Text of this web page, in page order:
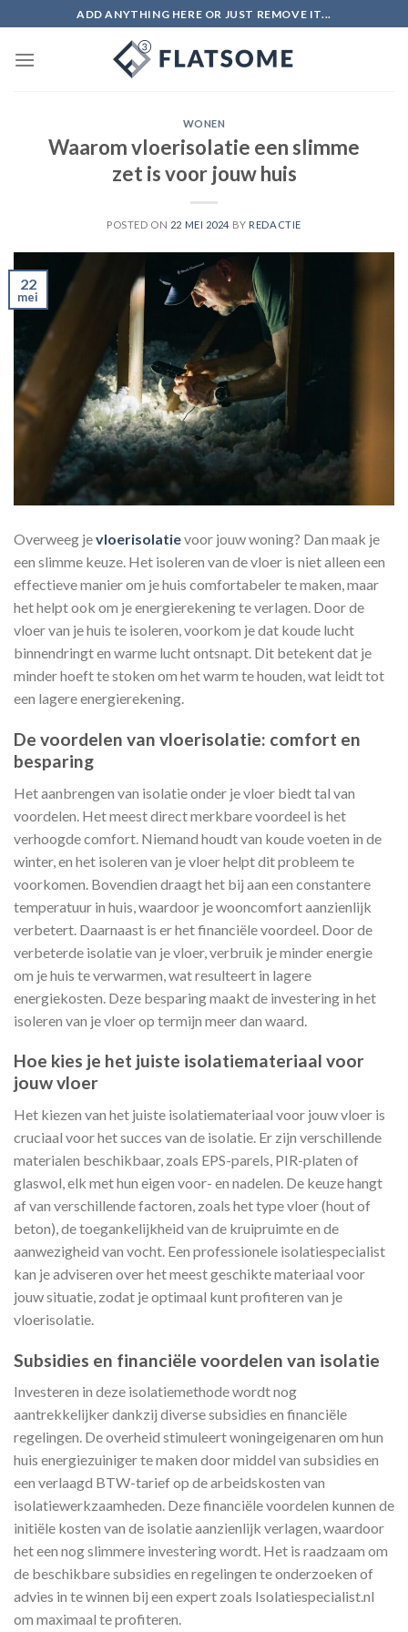
to
content
ADD ANYTHING HERE OR JUST REMOVE IT...
WONEN
Waarom vloerisolatie een slimme
zet is voor jouw huis
POSTED ON 22 MEI 2024 BY REDACTIE
22
mei
Overweeg jevloerisolatievoor jouw woning? Dan maak je
een slimme keuze. Het isoleren van de vloer is niet alleen een
effectieve manier om je huis comfortabeler te maken, maar
het helpt ook om je energierekening te verlagen. Door de
vloer van je huis te isoleren, voorkom je dat koude lucht
binnendringt en warme lucht ontsnapt. Dit betekent dat je
minder hoeft te stoken om het warm te houden, wat leidt tot
een lagere energierekening.
De voordelen van vloerisolatie: comfort en
besparing
Het aanbrengen van isolatie onder je vloer biedt tal van
voordelen. Het meest direct merkbare voordeel is het
verhoogde comfort. Niemand houdt van koude voeten in de
winter, en het isoleren van je vloer helpt dit probleem te
voorkomen. Bovendien draagt het bij aan een constantere
temperatuur in huis, waardoor je wooncomfort aanzienlijk
verbetert. Daarnaast is er het financiële voordeel. Door de
verbeterde isolatie van je vloer, verbruik je minder energie
om je huis te verwarmen, wat resulteert in lagere
energiekosten. Deze besparing maakt de investering in het
isoleren van je vloer op termijn meer dan waard.
Hoe kies je het juiste isolatiemateriaal voor
jouw vloer
Het kiezen van het juiste isolatiemateriaal voor jouw vloer is
cruciaal voor het succes van de isolatie. Er zijn verschillende
materialen beschikbaar, zoals EPS-parels, PIR-platen of
glaswol, elk met hun eigen voor- en nadelen. De keuze hangt
af van verschillende factoren, zoals het type vloer (hout of
beton), de toegankelijkheid van de kruipruimte en de
aanwezigheid van vocht. Een professionele isolatiespecialist
kan je adviseren over het meest geschikte materiaal voor
jouw situatie, zodat je optimaal kunt profiteren van je
vloerisolatie.
Subsidies en financiële voordelen van isolatie
Investeren in deze isolatiemethode wordt nog
aantrekkelijker dankzij diverse subsidies en financiële
regelingen. De overheid stimuleert woningeigenaren om hun
huis energiezuiniger te maken door middel van subsidies en
een verlaagd BTW-tarief op de arbeidskosten van
isolatiewerkzaamheden. Deze financiële voordelen kunnen de
initiële kosten van de isolatie aanzienlijk verlagen, waardoor
het een nog slimmere investering wordt. Het is raadzaam om
de beschikbare subsidies en regelingen te onderzoeken of
advies in te winnen bij een expert zoals Isolatiespecialist.nl
om maximaal te profiteren.